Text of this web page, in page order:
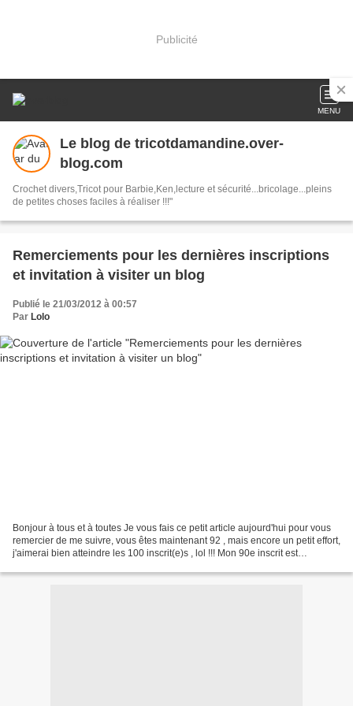
Publicité
MENU
Le blog de tricotdamandine.over-
blog.com
Crochet divers,Tricot pour Barbie,Ken,lecture et sécurité...bricolage...pleins
de petites choses faciles à réaliser !!!"
Remerciements pour les dernières inscriptions
et invitation à visiter un blog
Publié le 21/03/2012 à 00:57
Par Lolo
Bonjour à tous et à toutes Je vous fais ce petit article aujourd'hui pour vous
remercier de me suivre, vous êtes maintenant 92 , mais encore un petit effort,
j'aimerai bien atteindre les 100 inscrit(e)s , lol !!! Mon 90e inscrit est